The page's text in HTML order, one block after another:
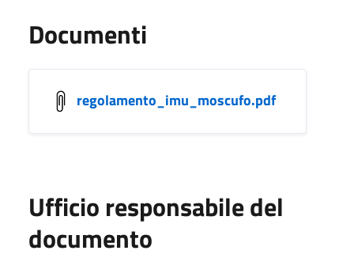
Documenti
regolamento_imu_moscufo.pdf
Ufficio responsabile del
documento